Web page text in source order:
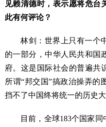
见赖清德时，表示愿将危台
此有何评论？
林剑：世界上只有一个
的一部分，中华人民共和国
府。这是国际社会的普遍共
所谓“邦交国”搞政治操弄的
挡不了中国终将统一的历史大
目前，全球183个国家